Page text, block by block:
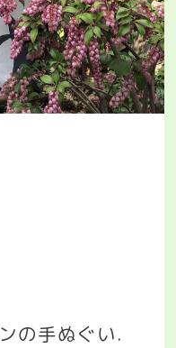
の手ぬぐい.